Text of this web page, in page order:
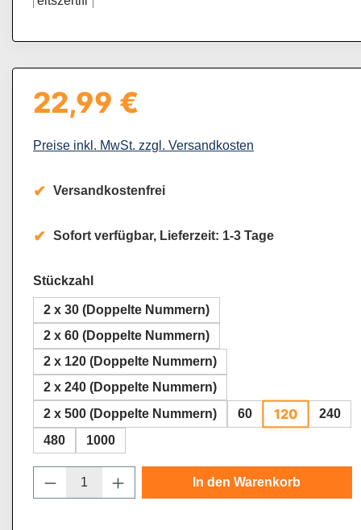
Regulärer Preis:
22,99 €
Preise inkl. MwSt. zzgl. Versandkosten
Versandkostenfrei
Sofort verfügbar, Lieferzeit: 1-3 Tage
Stückzahl auswählen
2 x 30 (Doppelte Nummern)
2 x 60 (Doppelte Nummern)
2 x 120 (Doppelte Nummern)
2 x 240 (Doppelte Nummern)
2 x 500 (Doppelte Nummern)
60 120
240
480
1000
Produkt Anzahl: Gib den gewünschten
In den Warenkorb